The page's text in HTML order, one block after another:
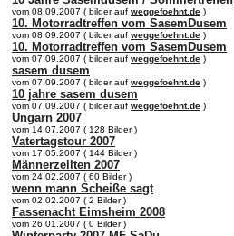
vom 08.09.2007 ( bilder auf weggefoehnt.de )
10. Motorradtreffen vom SasemDusem
vom 08.09.2007 ( bilder auf weggefoehnt.de )
10. Motorradtreffen vom SasemDusem
vom 07.09.2007 ( bilder auf weggefoehnt.de )
sasem dusem
vom 07.09.2007 ( bilder auf weggefoehnt.de )
10 jahre sasem dusem
vom 07.09.2007 ( bilder auf weggefoehnt.de )
Ungarn 2007
vom 14.07.2007 ( 128 Bilder )
Vatertagstour 2007
vom 17.05.2007 ( 144 Bilder )
Männerzellten 2007
vom 24.02.2007 ( 60 Bilder )
wenn mann Scheiße sagt
vom 02.02.2007 ( 2 Bilder )
Fassenacht Eimsheim 2008
vom 26.01.2007 ( 0 Bilder )